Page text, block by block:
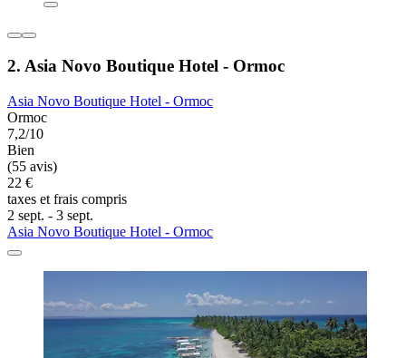
2. Asia Novo Boutique Hotel - Ormoc
Asia Novo Boutique Hotel - Ormoc
Ormoc
7,2/10
Bien
(55 avis)
22 €
taxes et frais compris
2 sept. - 3 sept.
Asia Novo Boutique Hotel - Ormoc